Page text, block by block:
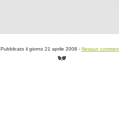
Pubblicato il giorno 21 aprile 2008 - Nessun